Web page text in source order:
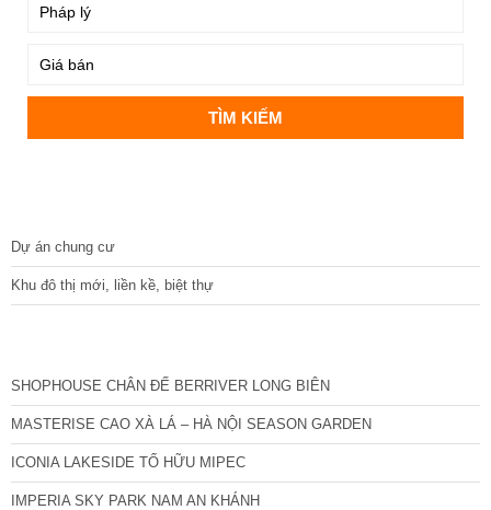
Dự án chung cư
Khu đô thị mới, liền kề, biệt thự
SHOPHOUSE CHÂN ĐẾ BERRIVER LONG BIÊN
MASTERISE CAO XÀ LÁ – HÀ NỘI SEASON GARDEN
ICONIA LAKESIDE TỐ HỮU MIPEC
IMPERIA SKY PARK NAM AN KHÁNH